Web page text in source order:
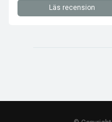
Läs recension